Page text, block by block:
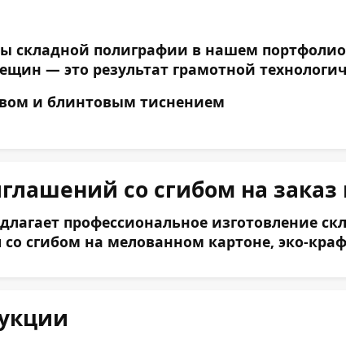
складной полиграфии в нашем
— это результат грамотной
со сгибом на
профессиональное изготовление
сгибом на мелованном картоне, эко-
Телефон: